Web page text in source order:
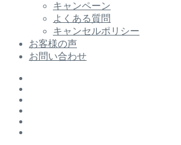
キャンペーン
よくある質問
キャンセルポリシー
お客様の声
お問い合わせ